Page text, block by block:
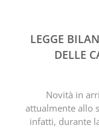
LEGGE
DELLE
Novità in
attualmente allo
infatti, durante